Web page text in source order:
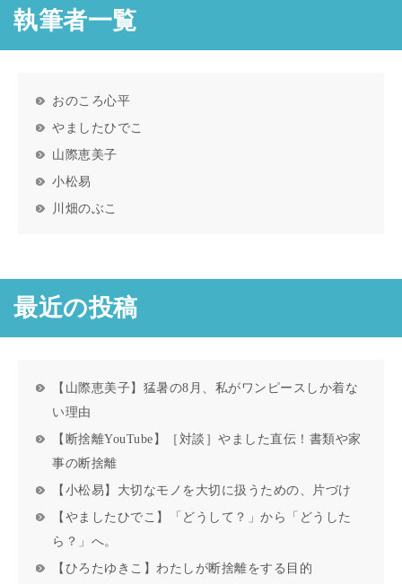
執筆者一覧
おのころ心平
やましたひでこ
山際恵美子
小松易
川畑のぶこ
最近の投稿
【山際恵美子】猛暑の8月、私がワンピースしか着な
い理由
【断捨離YouTube】［対談］やました直伝！書類や家
事の断捨離
【小松易】大切なモノを大切に扱うための、片づけ
【やましたひでこ】「どうして？」から「どうした
ら？」へ。
【ひろたゆきこ】わたしが断捨離をする目的